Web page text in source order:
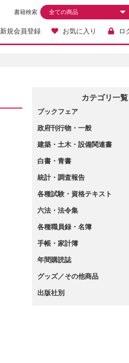
書籍検索
新規会員登録 お気に入り ロ
カテゴリ一覧
ブックフェア
政府刊行物・一般
建築・土木・設備関連書
白書・青書
統計・調査報告
各種試験・資格テキスト
六法・法令集
各種職員録・名簿
手帳・家計簿
年間購読誌
グッズ／その他商品
出版社別